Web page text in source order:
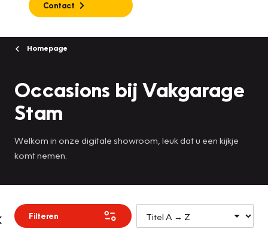
Contact
Homepage
Occasions bij Vakgarage
Stam
Welkom in onze digitale showroom, leuk dat u een kijkje
komt nemen.
Filteren